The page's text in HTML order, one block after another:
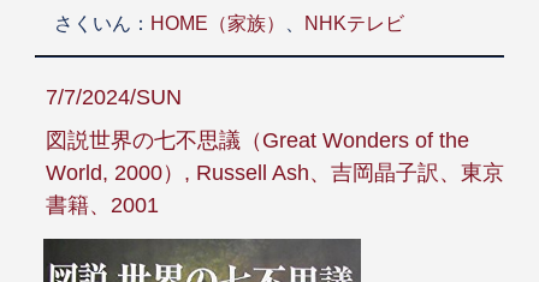
さくいん： HOME（家族） NHKテレビ
7/7/2024/SUN
図説世界の七不思議（Great Wonders of the
World, 2000）, Russell Ash、吉岡晶子訳、東京
書籍、2001